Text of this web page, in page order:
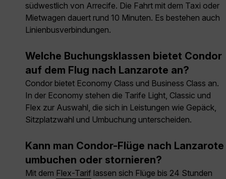
südwestlich von Arrecife. Die Fahrt mit dem Taxi oder
Mietwagen dauert rund 10 Minuten. Es bestehen auch
Linienbusverbindungen.
Welche Buchungsklassen bietet Condor
auf dem Flug nach Lanzarote an?
Condor bietet Economy Class und Business Class an.
In der Economy stehen die Tarife Light, Classic und
Flex zur Auswahl, die sich in Leistungen wie Gepäck,
Sitzplatzwahl und Umbuchung unterscheiden.
Kann man Condor-Flüge nach Lanzarote
umbuchen oder stornieren?
Mit dem Flex-Tarif lassen sich Flüge bis 24 Stunden